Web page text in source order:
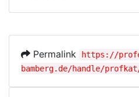
Permalink
https://
bamberg.de/handle/